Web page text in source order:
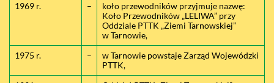
1969 r.
–
koło przewodników przyjmuje nazwę:
Koło Przewodników „LELIWA” przy
Oddziale PTTK „Ziemi Tarnowskiej”
w Tarnowie,
1975 r.
–
w Tarnowie powstaje Zarząd Wojewódzki
PTTK,